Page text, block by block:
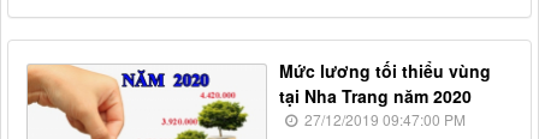
Mức lương tối thiểu vùng
tại Nha Trang năm 2020
27/12/2019 09:47:00 PM